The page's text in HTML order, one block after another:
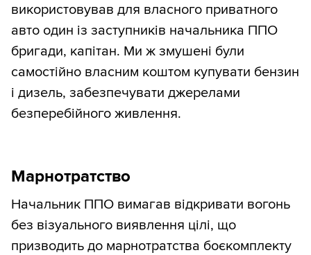
використовував для власного приватного
авто один із заступників начальника ППО
бригади, капітан. Ми ж змушені були
самостійно власним коштом купувати бензин
і дизель, забезпечувати джерелами
безперебійного живлення.
Марнотратство
Начальник ППО вимагав відкривати вогонь
без візуального виявлення цілі, що
призводить до марнотратства боєкомплекту